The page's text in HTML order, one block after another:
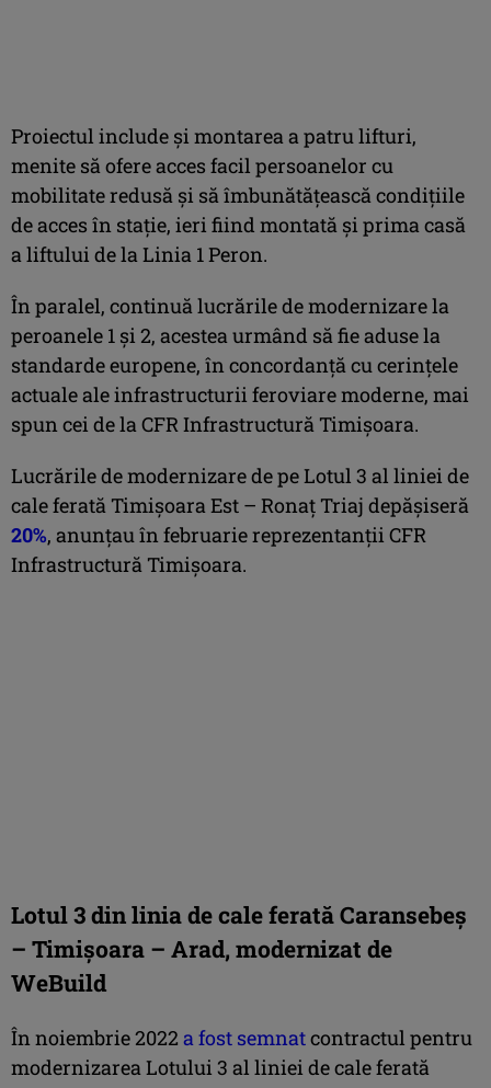
Proiectul include și montarea a patru lifturi,
menite să ofere acces facil persoanelor cu
mobilitate redusă și să îmbunătățească condițiile
de acces în stație, ieri fiind montată și prima casă
a liftului de la Linia 1 Peron.
În paralel, continuă lucrările de modernizare la
peroanele 1 și 2, acestea urmând să fie aduse la
standarde europene, în concordanță cu cerințele
actuale ale infrastructurii feroviare moderne, mai
spun cei de la CFR Infrastructură Timișoara.
Lucrările de modernizare de pe Lotul 3 al liniei de
cale ferată Timișoara Est – Ronaț Triaj depășiseră
20%, anunțau în februarie reprezentanții CFR
Infrastructură Timișoara.
Lotul 3 din linia de cale ferată Caransebeș
– Timișoara – Arad, modernizat de
WeBuild
În noiembrie 2022 a fost semnatcontractul pentru
modernizarea Lotului 3 al liniei de cale ferată